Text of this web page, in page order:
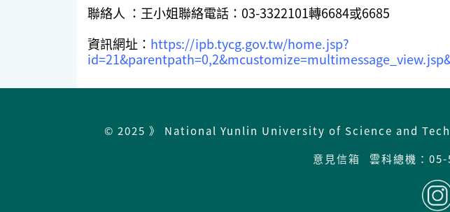
聯絡人 ： 王小姐聯絡電話：03-3322101轉6684或6685
資訊網址： https://ipb.tycg.gov.tw/home.jsp?
© 2025 》 National Yunlin University of Science and
意見信箱
雲科總機：